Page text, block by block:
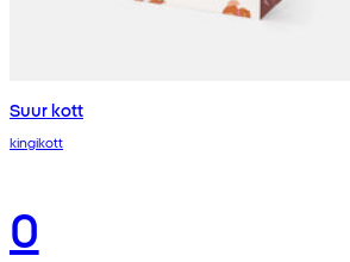
Suur kott
kingikott
0